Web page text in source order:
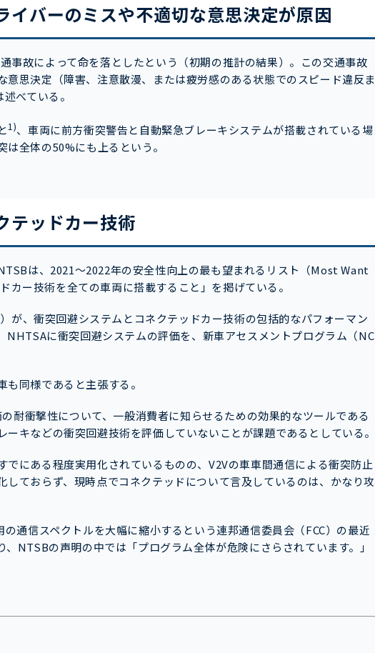
イバーのミスや不適切な意思決定が原因
事故によって命を落としたという（初期の推計の結果）。この交通事故
意思決定（障害、注意散漫、または疲労感のある状態でのスピード違反ま
べている。
1)、車両に前方衝突警告と自動緊急ブレーキシステムが搭載されている場
全体の50%にも上るという。
テッドカー技術
は、2021〜2022年の安全性向上の最も望まれるリスト（Most Want
ー技術を全ての車両に搭載すること」を掲げている。
が、衝突回避システムとコネクテッドカー技術の包括的なパフォーマン
NHTSAに衝突回避システムの評価を、新車アセスメントプログラム（NC
同様であると主張する。
耐衝撃性について、一般消費者に知らせるための効果的なツールである
キなどの衝突回避技術を評価していないことが課題であるとしている。
でにある程度実用化されているものの、V2Vの車車間通信による衝突防止
しておらず、現時点でコネクテッドについて言及しているのは、かなり攻
通信スペクトルを大幅に縮小するという連邦通信委員会（FCC）の最近
NTSBの声明の中では「プログラム全体が危険にさらされています。」